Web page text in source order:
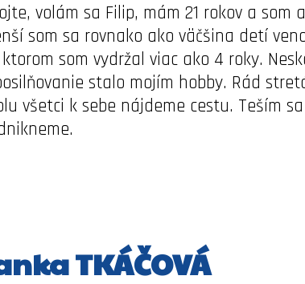
volám sa Filip, mám 21 rokov a
som sa rovnako ako väčšina detí
som vydržal viac ako 4 roky.
stalo mojím hobby. Rád
všetci k sebe nájdeme cestu. Teším
TKÁČOVÁ